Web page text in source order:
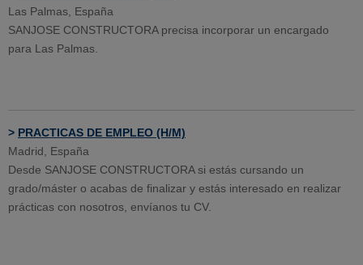
Las Palmas, España
SANJOSE CONSTRUCTORA precisa incorporar un encargado
para Las Palmas.
> PRACTICAS DE EMPLEO (H/M)
Madrid, España
Desde SANJOSE CONSTRUCTORA si estás cursando un
grado/máster o acabas de finalizar y estás interesado en realizar
prácticas con nosotros, envíanos tu CV.